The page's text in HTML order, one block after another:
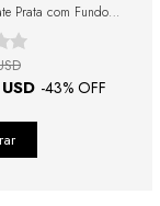
Prata com Fundo
-43% OFF